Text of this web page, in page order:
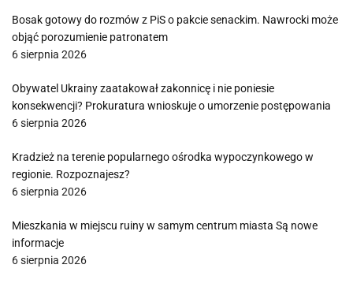
Bosak gotowy do rozmów z PiS o pakcie senackim. Nawrocki może
objąć porozumienie patronatem
6 sierpnia 2026
Obywatel Ukrainy zaatakował zakonnicę i nie poniesie
konsekwencji? Prokuratura wnioskuje o umorzenie postępowania
6 sierpnia 2026
Kradzież na terenie popularnego ośrodka wypoczynkowego w
regionie. Rozpoznajesz?
6 sierpnia 2026
Mieszkania w miejscu ruiny w samym centrum miasta Są nowe
informacje
6 sierpnia 2026